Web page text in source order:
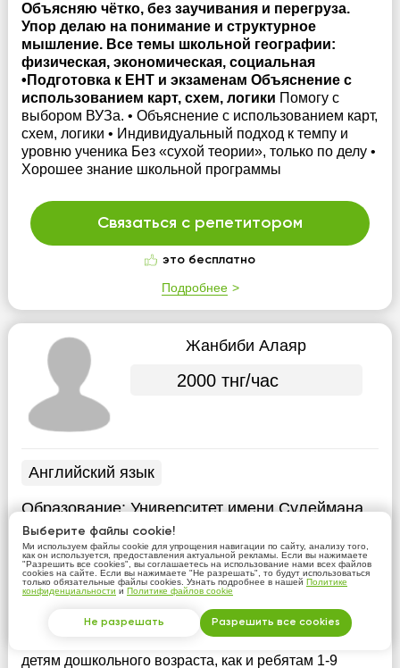
Объясняю чётко, без заучивания и перегруза.
Упор делаю на понимание и структурное
мышление. Все темы школьной географии:
физическая, экономическая, социальная
•Подготовка к ЕНТ и экзаменам Объяснение с
использованием карт, схем, логики Помогу с
выбором ВУЗа. • Объяснение с использованием карт,
схем, логики • Индивидуальный подход к темпу и
уровню ученика Без «сухой теории», только по делу •
Хорошее знание школьной программы
Связаться с репетитором
это бесплатно
Подробнее
Жанбиби Алаяр
2000 тнг/час
Английский язык
Образование:Университет имени Сулеймана
Демиреля
Опыт: более 1 года
Мой уровень владения английским - Upper-
Intermediate/Advanced, есть сертификат,
подтверждающий это.
Опыт работы связан с
детям дошкольного возраста, как и ребятам 1-9
Выберите файлы cookie!
Ми используем файлы cookie для упрощения навигации по сайту, анализу того,
как он используется, предоставления актуальной рекламы. Если вы нажимаете
"Разрешить все cookies", вы соглашаетесь на использование нами всех файлов
cookies на сайте. Если вы нажимаете "Не разрешать", то будут использоваться
только обязательные файлы cookies. Узнать подробнее в нашей Политике
конфиденциальности и Политике файлов cookie
Разрешить все cookies
Не разрешать